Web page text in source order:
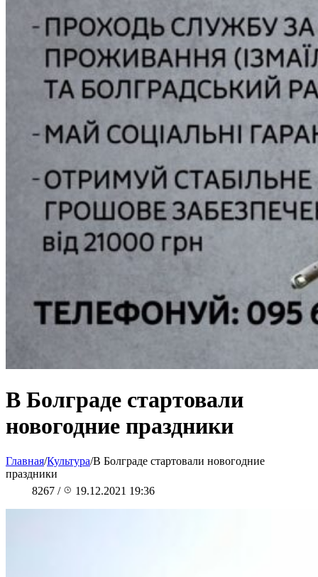
В Болграде стартовали
новогодние праздники
Главная/Культура/В Болграде стартовали новогодние
праздники
8267 / 19.12.2021 19:36